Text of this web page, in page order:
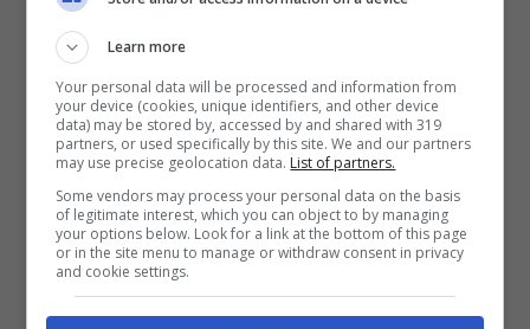
Si intitolaChangesed è stata una hit del
duo francese di musica elettronica Faul &
Wad Ad (FAUL (Maxime Ledu) Wad Ad (Camil
Meyer)) e degli Pnau, trio australiano di
musica dance composto da Nick Littlemore,
Peter Mayes e Sam Littlemore.
Learn more
Your personal data will be processed and information from
your device (cookies, unique identifiers, and other device
data) may be stored by, accessed by and shared with 319
partners, or used specifically by this site. We and our partners
may use precise geolocation data. List of partners.
Some vendors may process your personal data on the basis
of legitimate interest, which you can object to by managing
your options below. Look for a link at the bottom of this page
or in the site menu to manage or withdraw consent in privacy
and cookie settings.